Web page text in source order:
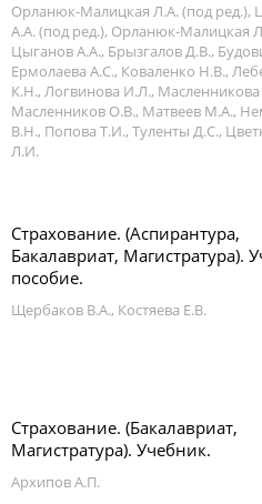
Орланюк-Малицкая Л.А. (под ред.),
А.А. (под ред.), Орланюк-Малицкая
Цыганов А.А., Брызгалов Д.В.,
Ермолаева А.С., Коваленко Н.В.,
К.Н., Логвинова И.Л.,
Масленников О.В., Матвеев М.А.,
В.Н., Попова Т.И., Туленты Д.С.,
Л.И.
Страхование. (Аспирантура,
Бакалавриат, Магистратура).
пособие.
Щербаков В.А., Костяева Е.В.
Страхование. (Бакалавриат,
Магистратура). Учебник.
Архипов А.П.